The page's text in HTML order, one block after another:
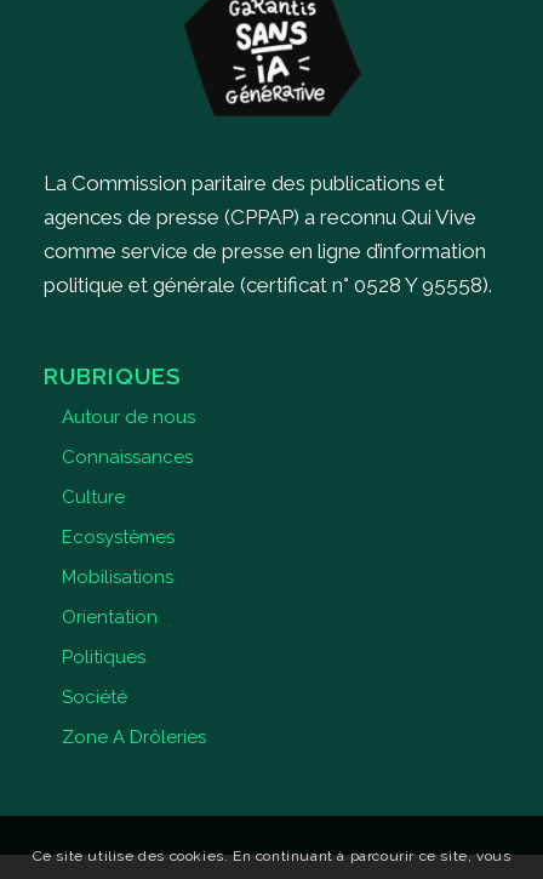
La Commission paritaire des publications et
agences de presse (CPPAP) a reconnu Qui Vive
comme service de presse en ligne d’information
politique et générale (certificat n° 0528 Y 95558).
RUBRIQUES
Autour de nous
Connaissances
Culture
Ecosystèmes
Mobilisations
Orientation
Politiques
Société
Zone A Drôleries
Ce site utilise des cookies. En continuant à parcourir ce site, vous